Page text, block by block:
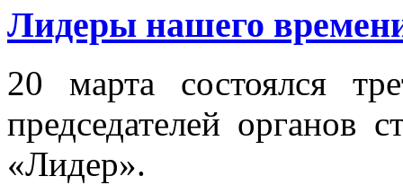
Лидеры нашего
20 марта состоялся
председателей органов
«Лидер».